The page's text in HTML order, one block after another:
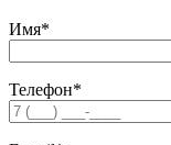
Имя*
Телефон*